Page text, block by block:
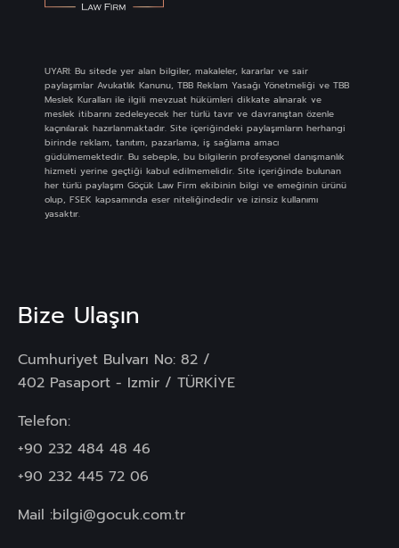
UYARI: Bu sitede yer alan bilgiler, makaleler, kararlar ve sair
paylaşımlar Avukatlık Kanunu, TBB Reklam Yasağı Yönetmeliği ve TBB
Meslek Kuralları ile ilgili mevzuat hükümleri dikkate alınarak ve
meslek itibarını zedeleyecek her türlü tavır ve davranıştan özenle
kaçınılarak hazırlanmaktadır. Site içeriğindeki paylaşımların herhangi
birinde reklam, tanıtım, pazarlama, iş sağlama amacı
güdülmemektedir. Bu sebeple, bu bilgilerin profesyonel danışmanlık
hizmeti yerine geçtiği kabul edilmemelidir. Site içeriğinde bulunan
her türlü paylaşım Göçük Law Firm ekibinin bilgi ve emeğinin ürünü
olup, FSEK kapsamında eser niteliğindedir ve izinsiz kullanımı
yasaktır.
Bize Ulaşın
Cumhuriyet Bulvarı No: 82 /
402 Pasaport - Izmir / TÜRKİYE
Telefon:
+90 232 484 48 46
+90 232 445 72 06
Mail :bilgi@gocuk.com.tr